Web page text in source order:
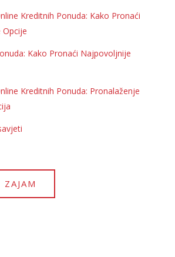
Kreditnih Ponuda: Kako Pronaći
Kako Pronaći Najpovoljnije
Kreditnih Ponuda: Pronalaženje